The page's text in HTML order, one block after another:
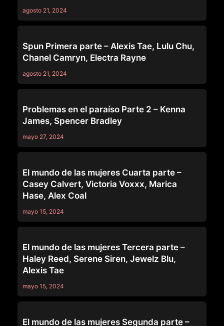
agosto 21, 2024
Spun Primera parte – Alexis Tae, Lulu Chu,
Chanel Camryn, Electra Rayne
agosto 21, 2024
Problemas en el paraíso Parte 2 – Kenna
James, Spencer Bradley
mayo 27, 2024
El mundo de las mujeres Cuarta parte –
Casey Calvert, Victoria Voxxx, Marica
Hase, Alex Coal
mayo 15, 2024
El mundo de las mujeres Tercera parte –
Haley Reed, Serene Siren, Jewelz Blu,
Alexis Tae
mayo 15, 2024
El mundo de las mujeres Segunda parte –